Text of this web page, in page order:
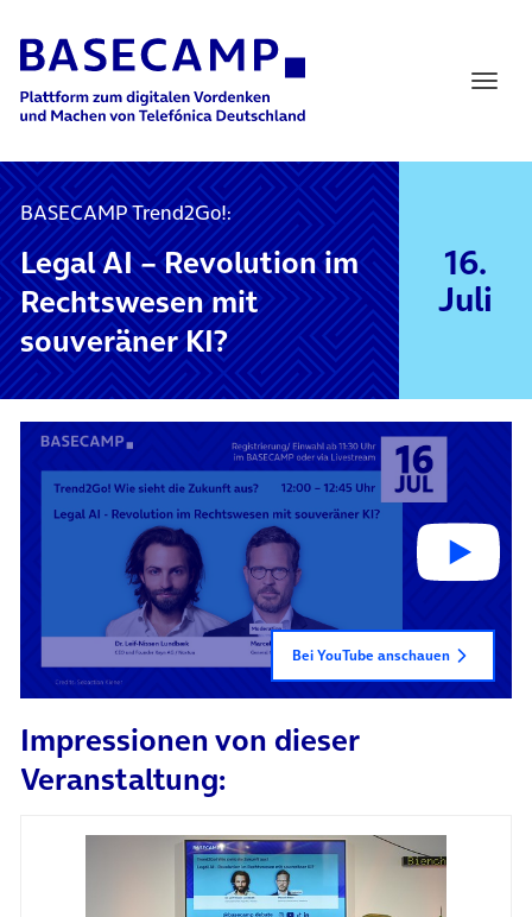
Main Navigation
BASECAMP Trend2Go!:
Legal AI – Revolution im
Rechtswesen mit
souveräner KI?
16.
Juli
Bei YouTube anschauen
Impressionen von dieser
Veranstaltung: